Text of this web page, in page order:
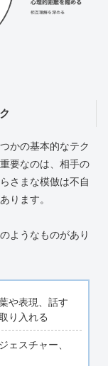
かの基本的なテク
要なのは、相手の
さまな模倣は不自
ります。
ようなものがあり
や表現、話す
り入れる
ェスチャー、